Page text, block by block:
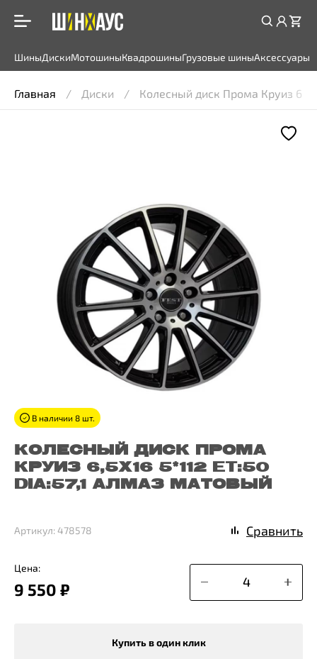
ШиныДискиМотошиныКвадрошиныГрузовые шиныАксессуары
Главная Диски Колесный диск Прома Круиз
КОЛЕСНЫЙ ДИСК ПРОМА
КРУИЗ 6,5X16 5*112 ET:50
DIA:57,1 АЛМАЗ МАТОВЫЙ
В наличии 8 шт.
Цена:
9 550 ₽
Купить в один клик
Артикул: 478578 Сравнить